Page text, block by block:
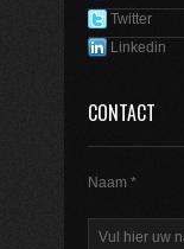
Twitter
Linkedin
CONTACT
Naam *